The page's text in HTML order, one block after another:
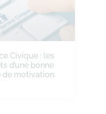
Civique : les
d’une bonne
de motivation